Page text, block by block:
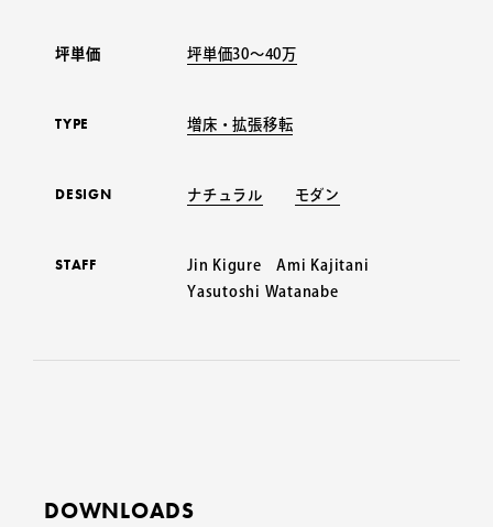
坪単価 坪単価30〜40万
TYPE 増床・拡張移転
DESIGN ナチュラル モダン
STAFF
Jin Kigure Ami Kajitani
Yasutoshi Watanabe
DOWNLOADS